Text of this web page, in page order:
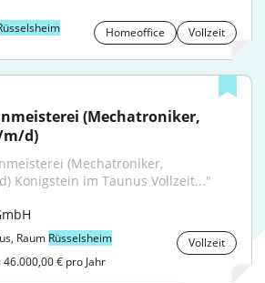
Homeoffice Vollzeit
(Mechatroniker,
m/d)
(Mechatroniker,
Königstein im Taunus Vollzeit..."
Raum Rüsselsheim
Vollzeit
€ pro Jahr